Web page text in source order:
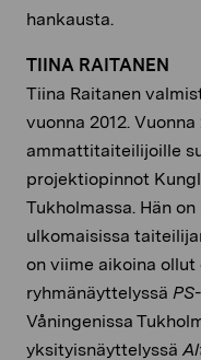
hankausta.
TIINA RAITANEN
Tiina Raitanen
vuonna 2012.
ammattitaiteilijoille
projektiopinnot
Tukholmassa. Hän
ulkomaisissa
on viime aikoina ollut
ryhmänäyttelyssä
Våningenissa
yksityisnäyttelyssä